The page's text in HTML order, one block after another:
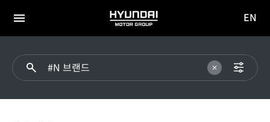
전체
HYUNDAI
MOTOR
이동
EN